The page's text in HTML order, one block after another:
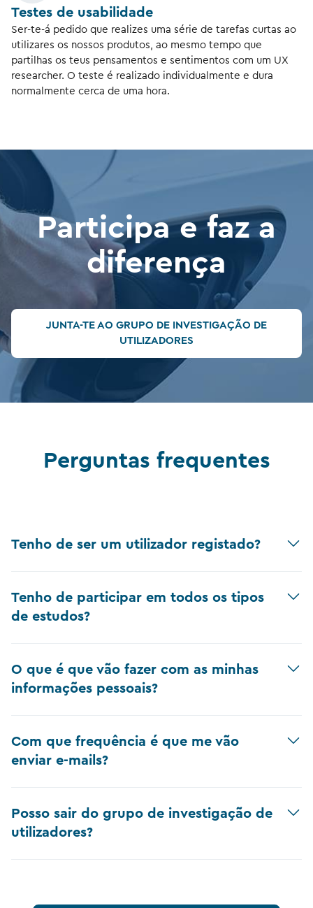
Testes de usabilidade
Ser-te-á pedido que realizes uma série de tarefas curtas ao
utilizares os nossos produtos, ao mesmo tempo que
partilhas os teus pensamentos e sentimentos com um UX
researcher. O teste é realizado individualmente e dura
normalmente cerca de uma hora.
Participa e faz a
diferença
JUNTA-TE AO GRUPO DE INVESTIGAÇÃO DE
UTILIZADORES
Perguntas frequentes
Tenho de ser um utilizador registado?
Tenho de participar em todos os tipos
de estudos?
O que é que vão fazer com as minhas
informações pessoais?
Com que frequência é que me vão
enviar e-mails?
Posso sair do grupo de investigação de
utilizadores?